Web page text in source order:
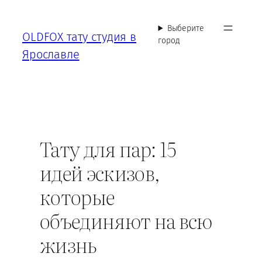
содержимому
OLDFOX тату студия в
Ярославле
Выберите
город
Тату для пар: 15
идей эскизов,
которые
объединяют на всю
жизнь